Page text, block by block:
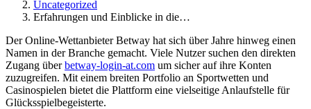
Uncategorized
Erfahrungen und Einblicke in die…
Der Online-Wettanbieter Betway hat sich über Jahre hinweg einen
Namen in der Branche gemacht. Viele Nutzer suchen den direkten
Zugang überbetway-login-at.com um sicher auf ihre Konten
zuzugreifen. Mit einem breiten Portfolio an Sportwetten und
Casinospielen bietet die Plattform eine vielseitige Anlaufstelle für
Glücksspielbegeisterte.